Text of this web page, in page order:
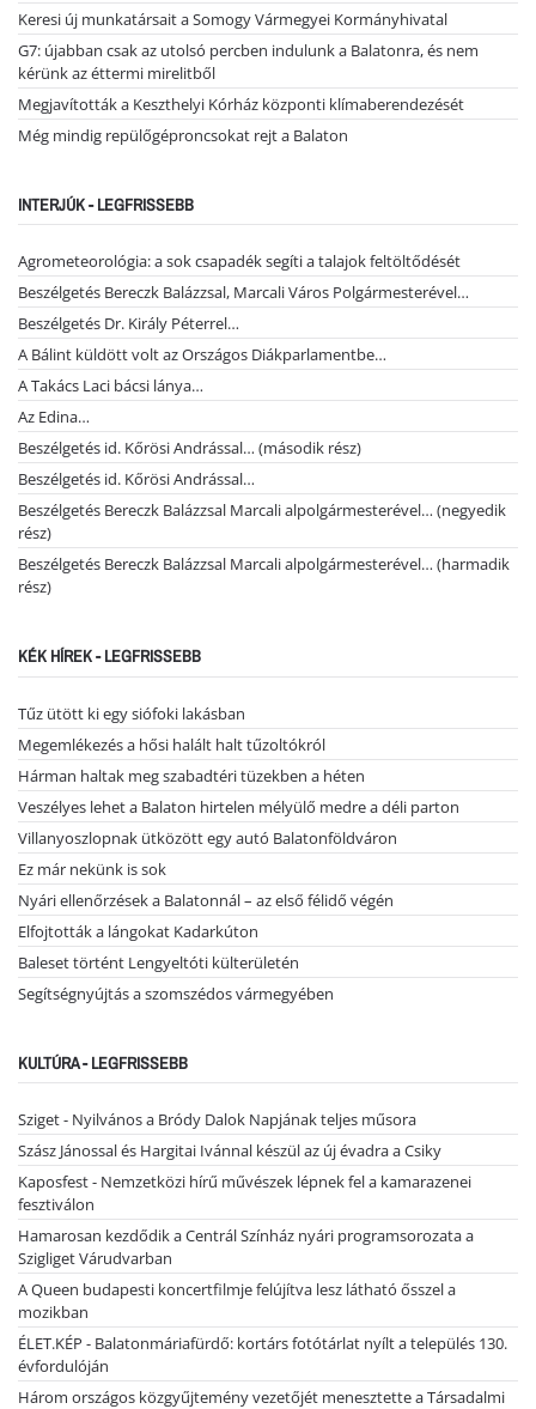
Keresi új munkatársait a Somogy Vármegyei Kormányhivatal
G7: újabban csak az utolsó percben indulunk a Balatonra, és nem
kérünk az éttermi mirelitből
Megjavították a Keszthelyi Kórház központi klímaberendezését
Még mindig repülőgéproncsokat rejt a Balaton
INTERJÚK - LEGFRISSEBB
Agrometeorológia: a sok csapadék segíti a talajok feltöltődését
Beszélgetés Bereczk Balázzsal, Marcali Város Polgármesterével…
Beszélgetés Dr. Király Péterrel…
A Bálint küldött volt az Országos Diákparlamentbe…
A Takács Laci bácsi lánya…
Az Edina…
Beszélgetés id. Kőrösi Andrással… (második rész)
Beszélgetés id. Kőrösi Andrással…
Beszélgetés Bereczk Balázzsal Marcali alpolgármesterével… (negyedik
rész)
Beszélgetés Bereczk Balázzsal Marcali alpolgármesterével… (harmadik
rész)
KÉK HÍREK - LEGFRISSEBB
Tűz ütött ki egy siófoki lakásban
Megemlékezés a hősi halált halt tűzoltókról
Hárman haltak meg szabadtéri tüzekben a héten
Veszélyes lehet a Balaton hirtelen mélyülő medre a déli parton
Villanyoszlopnak ütközött egy autó Balatonföldváron
Ez már nekünk is sok
Nyári ellenőrzések a Balatonnál – az első félidő végén
Elfojtották a lángokat Kadarkúton
Baleset történt Lengyeltóti külterületén
Segítségnyújtás a szomszédos vármegyében
KULTÚRA - LEGFRISSEBB
Sziget - Nyilvános a Bródy Dalok Napjának teljes műsora
Szász Jánossal és Hargitai Ivánnal készül az új évadra a Csiky
Kaposfest - Nemzetközi hírű művészek lépnek fel a kamarazenei
fesztiválon
Hamarosan kezdődik a Centrál Színház nyári programsorozata a
Szigliget Várudvarban
A Queen budapesti koncertfilmje felújítva lesz látható ősszel a
mozikban
ÉLET.KÉP - Balatonmáriafürdő: kortárs fotótárlat nyílt a település 130.
évfordulóján
Három országos közgyűjtemény vezetőjét menesztette a Társadalmi